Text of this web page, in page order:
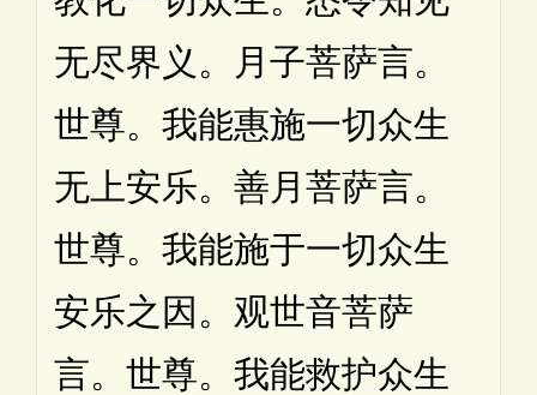
无尽界义。月子菩萨言。
世尊。我能惠施一切众生
无上安乐。善月菩萨言。
世尊。我能施于一切众生
安乐之因。观世音菩萨
言。世尊。我能救护众生